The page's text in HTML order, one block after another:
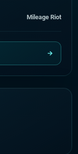
Mileage Riot